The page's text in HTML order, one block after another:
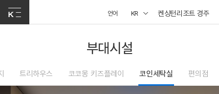
언어 KR 켄싱턴리조트 경주
부대시설
트리하우스 코코몽 키즈플레이 코인세탁실 편의점